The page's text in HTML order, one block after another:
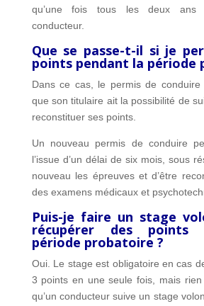
qu’une fois tous les deux ans
conducteur.
Que se passe-t-il si je
points pendant la période
Dans ce cas, le permis de conduire
que son titulaire ait la possibilité de
reconstituer ses points.
Un nouveau permis de conduire
l’issue d’un délai de six mois, sous
nouveau les épreuves et d’être
des examens médicaux et
Puis-je faire un stage
récupérer des points
période probatoire ?
Oui. Le stage est obligatoire en cas
3 points en une seule fois, mais rien
qu’un conducteur suive un stage